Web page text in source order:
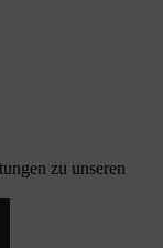
zu unseren